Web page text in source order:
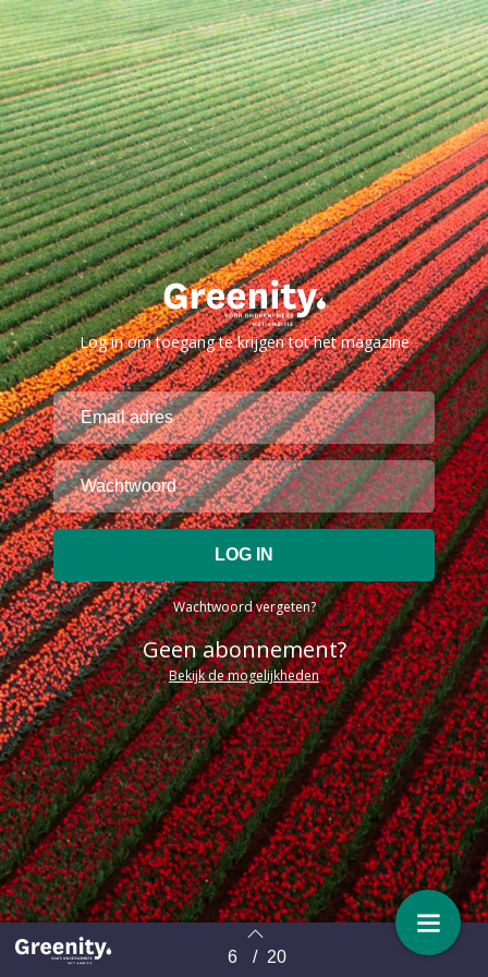
Terug naar overzicht 6 / 20
Log in om toegang te krijgen tot het magazine
Wachtwoord vergeten?
Geen abonnement?
Bekijk de mogelijkheden